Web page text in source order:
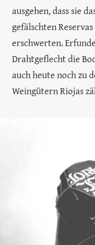
ausgehen, dass sie
gefälschten
erschwerten.
Drahtgeflecht die
auch heute noch zu
Weingütern Riojas